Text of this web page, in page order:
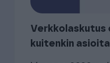
Verkkolaskutus
kuitenkin